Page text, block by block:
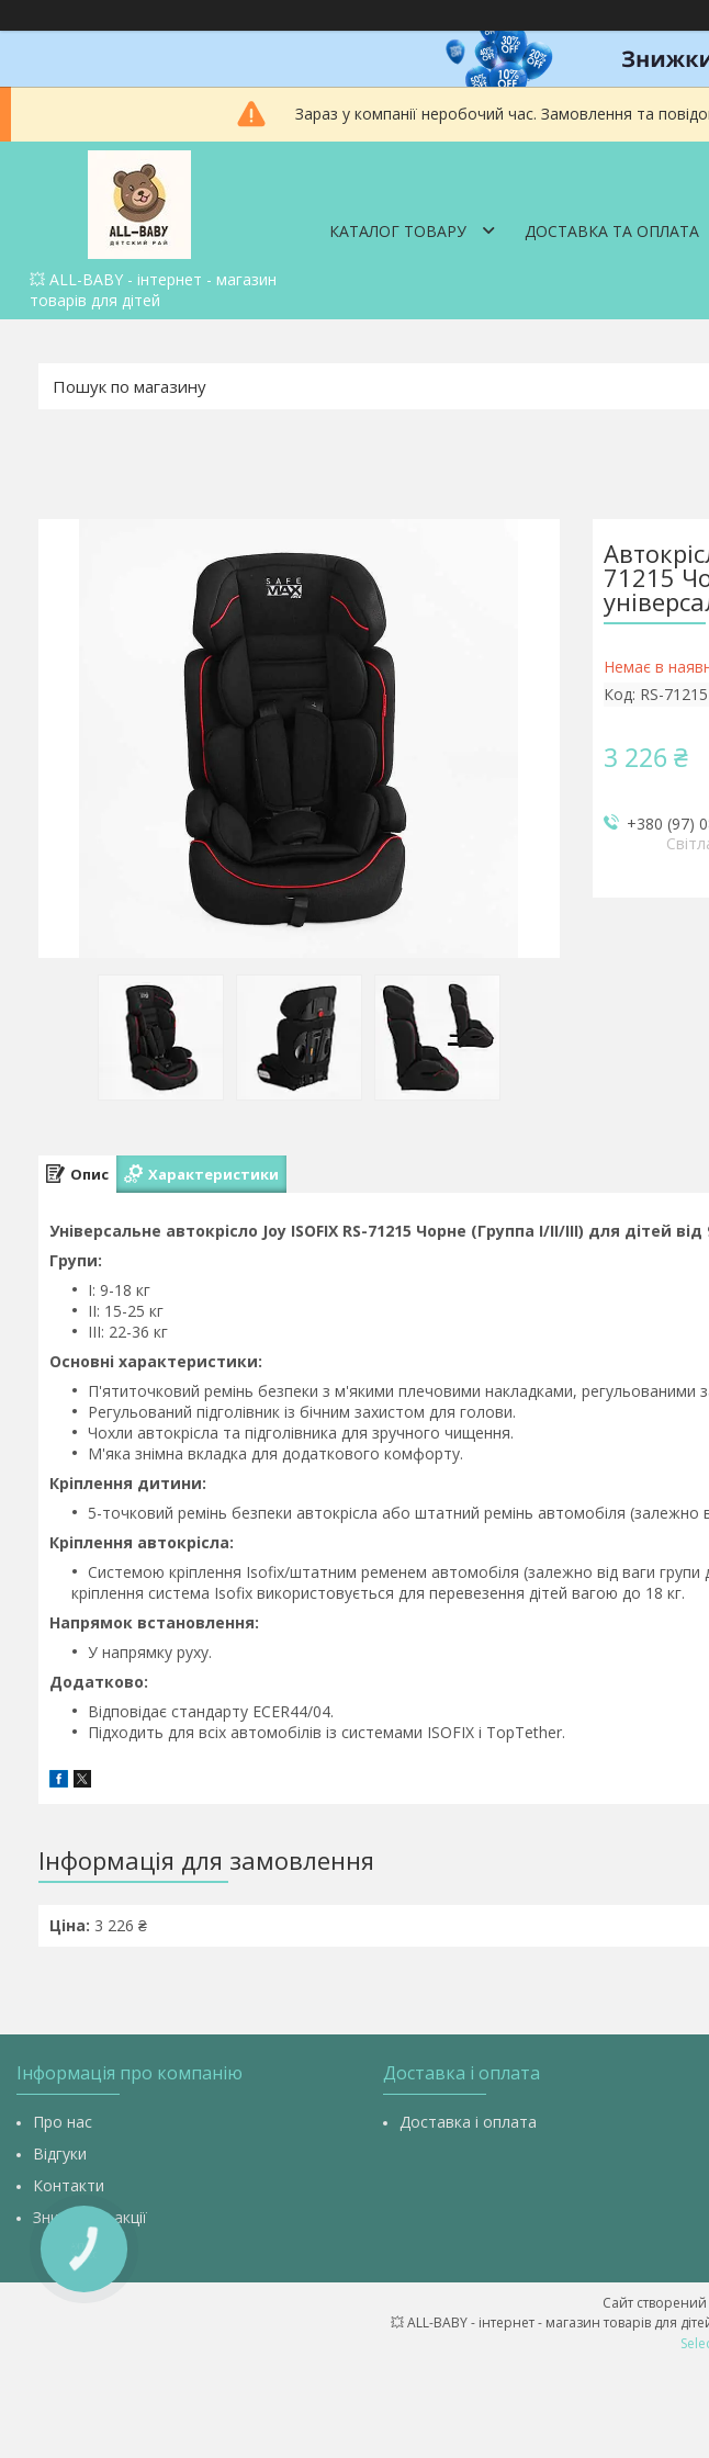
Зараз у компанії неробочий час. Замовлення та
💥 ALL-BABY - інтернет - магазин
товарів для дітей
КАТАЛОГ ТОВАРУ ДОСТАВКА ТА ОПЛАТА
71215
Немає в
Код: RS-71215
3 226 ₴
+380 (97)
Опис Характеристики
Універсальне автокрісло Joy ISOFIX RS-71215 Чорне (Группа I/II/III) для дітей від
Групи:
I: 9-18 кг
II: 15-25 кг
III: 22-36 кг
Основні характеристики:
П'ятиточковий ремінь безпеки з м'якими плечовими накладками, регульованими
Регульований підголівник із бічним захистом для голови.
Чохли автокрісла та підголівника для зручного чищення.
М'яка знімна вкладка для додаткового комфорту.
Кріплення дитини:
5-точковий ремінь безпеки автокрісла або штатний ремінь автомобіля (залежно
Кріплення автокрісла:
Системою кріплення Isofix/штатним ременем автомобіля (залежно від ваги групи
кріплення система Isofix використовується для перевезення дітей вагою до 18 кг.
Напрямок встановлення:
У напрямку руху.
Додатково:
Відповідає стандарту ECER44/04.
Підходить для всіх автомобілів із системами ISOFIX і TopTether.
Інформація для замовлення
Ціна: 3 226 ₴
Інформація про компанію
Про нас
Відгуки
Контакти
Знижки та акції
Доставка і оплата
Доставка і оплата
Сайт
КНОПКА
ЗВ'ЯЗКУ